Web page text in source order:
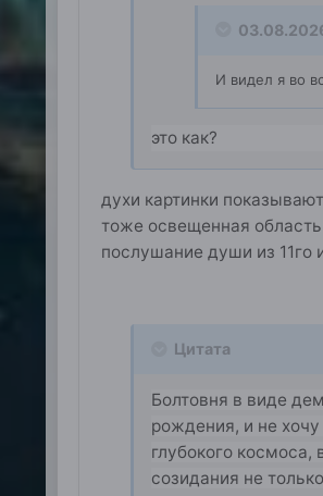
И видел я во
это как?
духи картинки
тоже освещенная область
послушание души из 11го
Цитата
Болтовня в виде
рождения, и не хочу
глубокого
созидания не